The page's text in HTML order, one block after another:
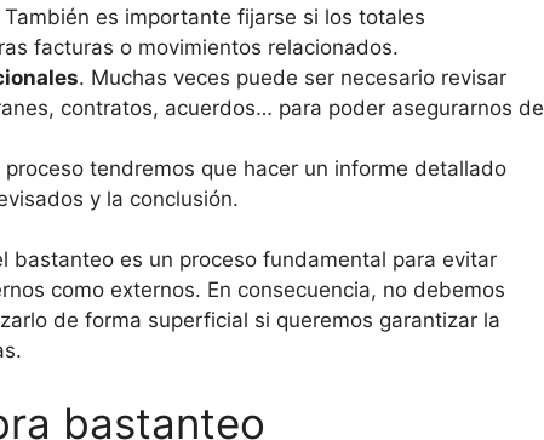
También es importante fijarse si los totales
facturas o movimientos relacionados.
. Muchas veces puede ser necesario revisar
contratos, acuerdos… para poder asegurarnos de
proceso tendremos que hacer un informe detallado
y la conclusión.
bastanteo es un proceso fundamental para evitar
como externos. En consecuencia, no debemos
de forma superficial si queremos garantizar la
bastanteo